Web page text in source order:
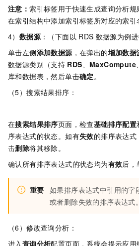
注意：索引标签用于快速生成查询分析
在索引结构中添加索引标签所对应的索引
4） 数据源 ：（下面以 RDS 数据源为例进
​单击左侧添加数据源 ，在弹出的增加数据
数据源类别（支持 RDS MaxCompute
库和数据表，然后单击确定 。​
（5）搜索结果排序：
​在搜索结果排序页面，检查基础排序配置
序表达式的状态。如有失效的排序表达式
击删除将其移除。
确认所有排序表达式的状态均为有效后，
重要 如果排序表达式中引用的字
或者删除失效的排序表达式。
（6）修改查询分析：
进入 查询分析配置页面，系统会提示应